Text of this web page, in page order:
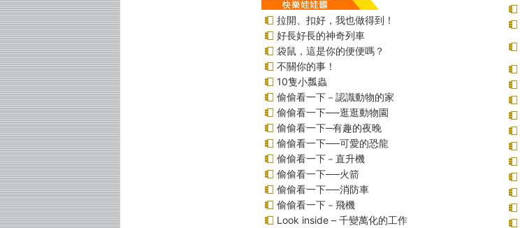
拉開、扣好，我也做得到！
好長好長的神奇列車
袋鼠，這是你的便便嗎？
不關你的事！
10隻小瓢蟲
偷偷看一下－認識動物的家
偷偷看一下──逛逛動物園
偷偷看一下─有趣的夜晚
偷偷看一下──可愛的恐龍
偷偷看一下－直升機
偷偷看一下──火箭
偷偷看一下──消防車
偷偷看一下－飛機
Look inside – 千變萬化的工作